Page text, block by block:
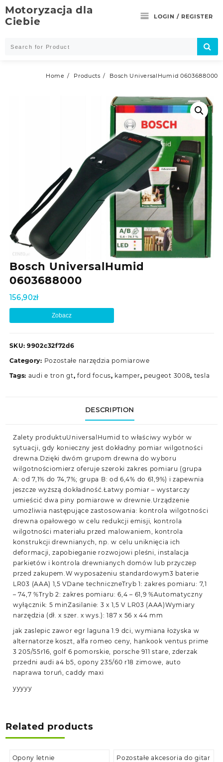
Skip
to
content
Motoryzacja dla
Ciebie
LOGIN / REGISTER
Home Products Bosch UniversalHumid 0603688000
Bosch UniversalHumid
0603688000
156,90zł
Zobacz
SKU: 9902c32f72d6
Category: Pozostałe narzędzia pomiarowe
Tags: audi e tron gt, ford focus, kamper, peugeot 3008, tesla
DESCRIPTION
Zalety produktuUniversalHumid to właściwy wybór w
sytuacji, gdy konieczny jest dokładny pomiar wilgotności
drewna.Dzięki dwóm grupom drewna do wyboru
wilgotnościomierz oferuje szeroki zakres pomiaru (grupa
A: od 7,1% do 74,7%; grupa B: od 6,4% do 61,9%) i zapewnia
jeszcze wyższą dokładność.Łatwy pomiar – wystarczy
umieścić dwa piny pomiarowe w drewnie.Urządzenie
umożliwia następujące zastosowania: kontrola wilgotności
drewna opałowego w celu redukcji emisji, kontrola
wilgotności materiału przed malowaniem, kontrola
konstrukcji drewnianych, np. w celu uniknięcia ich
deformacji, zapobieganie rozwojowi pleśni, instalacja
parkietów i kontrola drewnianych domów lub przyczep
przed zakupem.W wyposażeniu standardowym3 baterie
LR03 (AAA) 1,5 VDane techniczneTryb 1: zakres pomiaru: 7,1
– 74,7 %Tryb 2: zakres pomiaru: 6,4 – 61,9 %Automatyczny
wyłącznik: 5 minZasilanie: 3 x 1,5 V LR03 (AAA)Wymiary
narzędzia (dł. x szer. x wys.): 187 x 56 x 44 mm
jak zaslepic zawor egr laguna 1.9 dci, wymiana łożyska w
alternatorze koszt, alfa romeo ceny, hankook ventus prime
3 205/55r16, golf 6 pomorskie, porsche 911 stare, zderzak
przedni audi a4 b5, opony 235/60 r18 zimowe, auto
naprawa toruń, caddy maxi
yyyyy
Related products
Opony letnie Pozostałe akcesoria do gitar